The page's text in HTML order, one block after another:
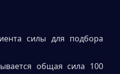
силы для подбора
общая сила 100